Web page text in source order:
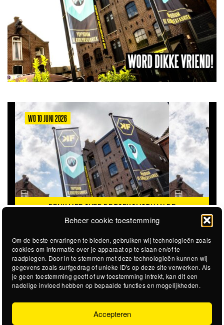
Beheer cookie toestemming
Om de beste ervaringen te bieden, gebruiken wij technologieën zoals
cookies om informatie over je apparaat op te slaan en/of te
raadplegen. Door in te stemmen met deze technologieën kunnen wij
gegevens zoals surfgedrag of unieke ID's op deze site verwerken. Als
je geen toestemming geeft of uw toestemming intrekt, kan dit een
nadelige invloed hebben op bepaalde functies en mogelijkheden.
Accepteren
WO 10 JUNI 2026
DENK MEE OVER DE TOEKOMST VAN DE
KROEPOEKFABRIEK